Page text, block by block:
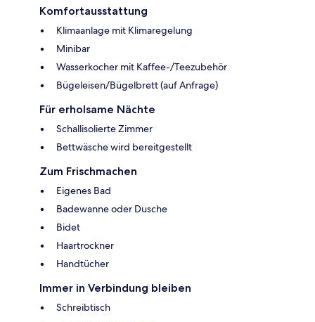
Komfortausstattung
Klimaanlage mit Klimaregelung
Minibar
Wasserkocher mit Kaffee-/Teezubehör
Bügeleisen/Bügelbrett (auf Anfrage)
Für erholsame Nächte
Schallisolierte Zimmer
Bettwäsche wird bereitgestellt
Zum Frischmachen
Eigenes Bad
Badewanne oder Dusche
Bidet
Haartrockner
Handtücher
Immer in Verbindung bleiben
Schreibtisch